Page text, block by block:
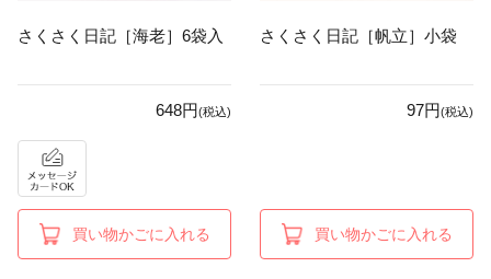
さくさく日記［海老］6袋入
648円(税込)
買い物かごに入れる
さくさく日記［帆立］小袋
97円(税込)
買い物かごに入れる